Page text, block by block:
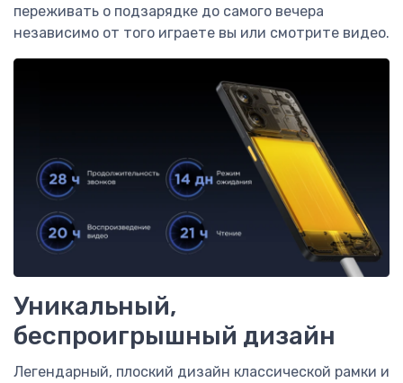
переживать о подзарядке до самого вечера
независимо от того играете вы или смотрите видео.
Уникальный,
беспроигрышный дизайн
Легендарный, плоский дизайн классической рамки и